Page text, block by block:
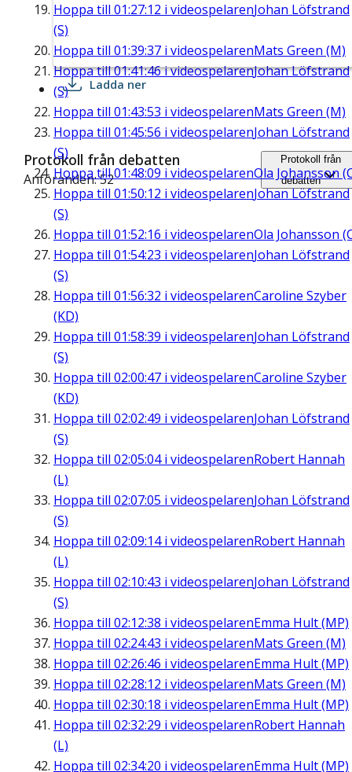
Hoppa till 01:27:12 i videospelarenJohan Löfstrand
(S)
Hoppa till 01:39:37 i videospelarenMats Green (M)
Hoppa till01:41:46i videospelarenJohan Löfstrand
(S)
Hoppa till 01:43:53 i videospelarenMats Green (M)
Hoppa till 01:45:56 i videospelarenJohan Löfstrand
(S)
Hoppa till01:48:09 i videospelarenOla Johansson
Hoppa till 01:50:12 i videospelarenJohan Löfstrand
(S)
Hoppa till 01:52:16 i videospelarenOla Johansson
Hoppa till 01:54:23 i videospelarenJohan Löfstrand
(S)
Hoppa till 01:56:32 i videospelarenCaroline Szyber
(KD)
Hoppa till 01:58:39 i videospelarenJohan Löfstrand
(S)
Hoppa till 02:00:47 i videospelarenCaroline Szyber
(KD)
Hoppa till 02:02:49 i videospelarenJohan Löfstrand
(S)
Hoppa till 02:05:04i videospelarenRobert Hannah
(L)
Hoppa till 02:07:05 i videospelarenJohan Löfstrand
(S)
Hoppa till 02:09:14i videospelarenRobert Hannah
(L)
Hoppa till 02:10:43 i videospelarenJohan Löfstrand
(S)
Hoppa till 02:12:38 i videospelarenEmma Hult (MP)
Hoppa till 02:24:43 i videospelarenMats Green (M)
Hoppa till 02:26:46 i videospelarenEmma Hult (MP)
Hoppa till 02:28:12 i videospelarenMats Green (M)
Hoppa till 02:30:18 i videospelarenEmma Hult (MP)
Hoppa till 02:32:29 i videospelarenRobert Hannah
(L)
Hoppa till 02:34:20 i videospelarenEmma Hult (MP)
Ladda ner
Protokoll från debatten
Anföranden: 52
Protokoll från
debatten